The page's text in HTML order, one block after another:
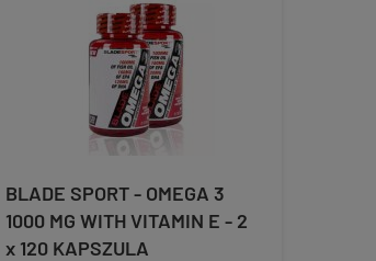
BLADE SPORT - OMEGA 3
1000 MG WITH VITAMIN E - 2
x 120 KAPSZULA